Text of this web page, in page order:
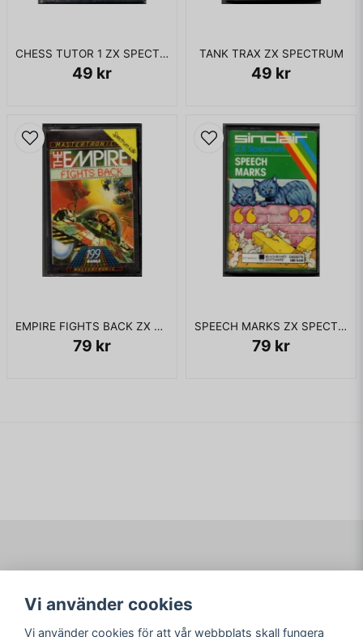
CHESS TUTOR 1 ZX SPECTRUM
49 kr
TANK TRAX ZX SPECTRUM
49 kr
EMPIRE FIGHTS BACK ZX SPECTRUM
79 kr
SPEECH MARKS ZX SPECTRUM
79 kr
Köpvillkor
Logga in
Vi använder cookies
Vi använder cookies för att vår webbplats skall fungera